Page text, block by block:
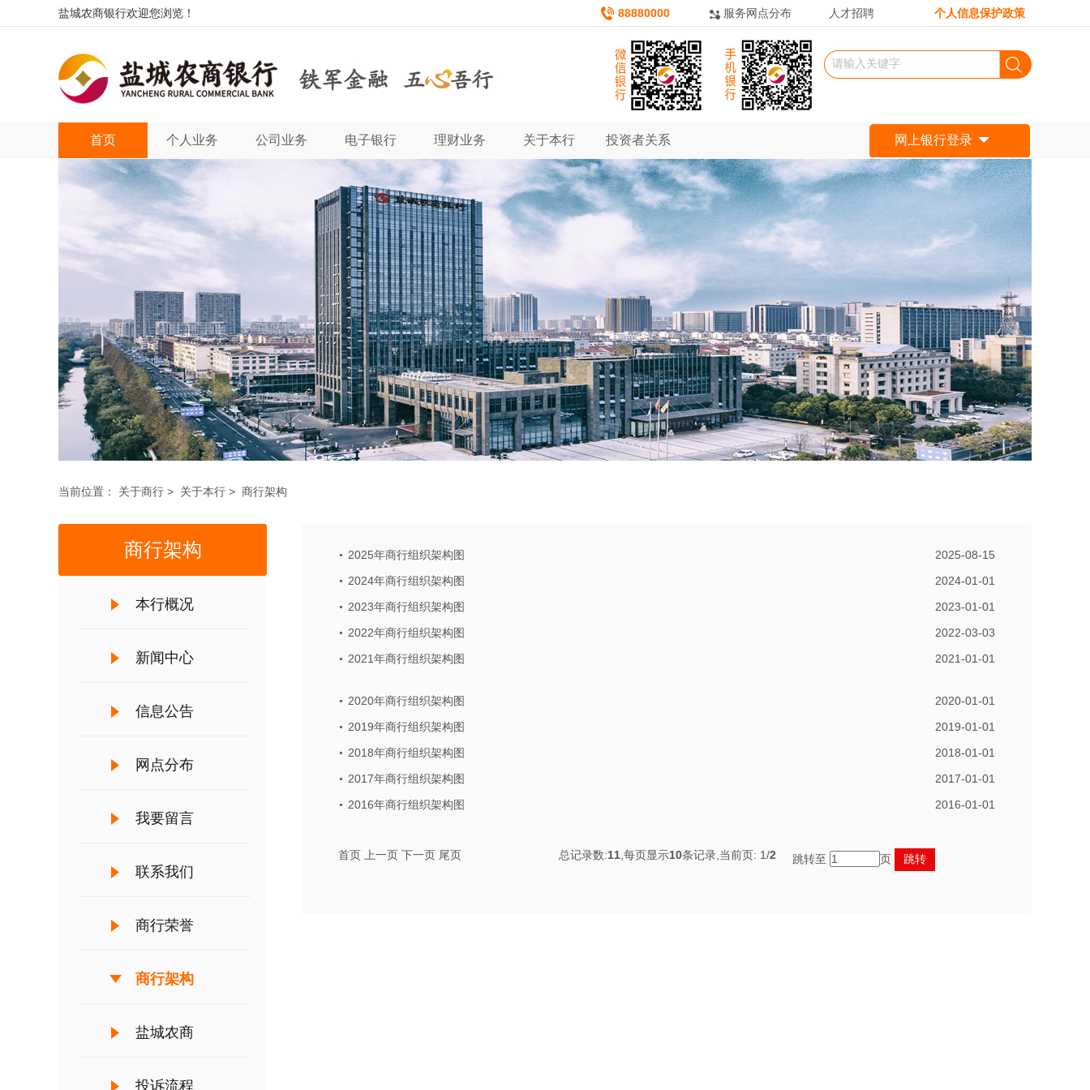
盐城农商银行欢迎您浏览！ 88880000 服务网点分布 人才招聘 个人信息保护政策
首页 个人业务 公司业务 电子银行 理财业务 关于本行 投资者关系 网上银行登录
当前位置： 关于商行 > 关于本行 > 商行架构
商行架构
本行概况
新闻中心
信息公告
网点分布
我要留言
联系我们
商行荣誉
商行架构
盐城农商
投诉流程
2025年商行组织架构图
2025-08-15
2024年商行组织架构图
2024-01-01
2023年商行组织架构图
2023-01-01
2022年商行组织架构图
2022-03-03
2021年商行组织架构图
2021-01-01
2020年商行组织架构图
2020-01-01
2019年商行组织架构图
2019-01-01
2018年商行组织架构图
2018-01-01
2017年商行组织架构图
2017-01-01
2016年商行组织架构图
2016-01-01
首页 上一页 下一页 尾页 总记录数:11 ,每页显示10条记录,当前页: 1/2 跳转至 页